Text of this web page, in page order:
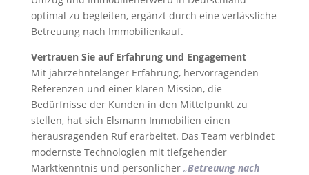
optimal zu begleiten, ergänzt durch eine verlässliche
Betreuung nach Immobilienkauf.
Vertrauen Sie auf Erfahrung und Engagement
Mit jahrzehntelanger Erfahrung, hervorragenden
Referenzen und einer klaren Mission, die
Bedürfnisse der Kunden in den Mittelpunkt zu
stellen, hat sich Elsmann Immobilien einen
herausragenden Ruf erarbeitet. Das Team verbindet
modernste Technologien mit tiefgehender
Marktkenntnis und persönlicher „Betreuung nach